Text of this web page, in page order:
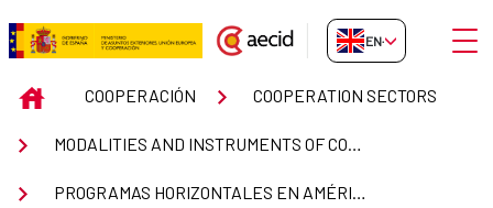
Skip to Main Content
Programa Democracia
EN-GB
INICIOCOOPERACIÓN COOPERATION SECTORS
MODALITIES AND INSTRUMENTS OF COOPERATION
PROGRAMAS HORIZONTALES EN AMÉRICA LATINA Y EL CARIBE